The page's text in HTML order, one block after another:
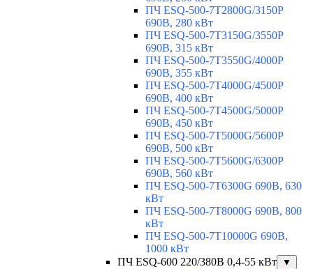
ПЧ ESQ-500-7T2800G/3150P
690В, 280 кВт
ПЧ ESQ-500-7T3150G/3550P
690В, 315 кВт
ПЧ ESQ-500-7T3550G/4000P
690В, 355 кВт
ПЧ ESQ-500-7T4000G/4500P
690В, 400 кВт
ПЧ ESQ-500-7T4500G/5000P
690В, 450 кВт
ПЧ ESQ-500-7T5000G/5600P
690В, 500 кВт
ПЧ ESQ-500-7T5600G/6300P
690В, 560 кВт
ПЧ ESQ-500-7T6300G 690В, 630
кВт
ПЧ ESQ-500-7T8000G 690В, 800
кВт
ПЧ ESQ-500-7T10000G 690В,
1000 кВт
ПЧ ESQ-600 220/380В 0,4-55 кВт
▼